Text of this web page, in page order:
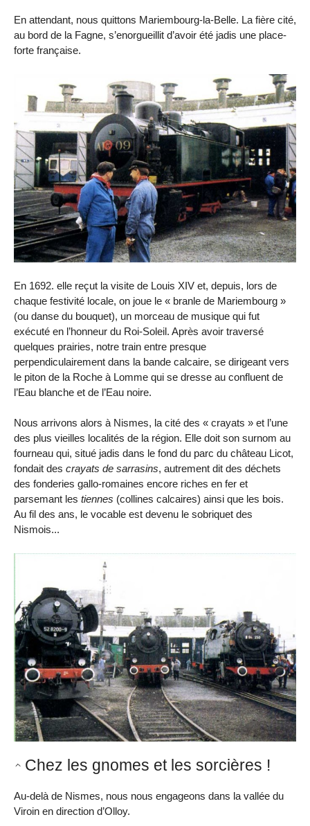
En attendant, nous quittons Mariembourg-la-Belle. La fière cité,
au bord de la Fagne, s’enorgueillit d’avoir été jadis une place-
forte française.
En 1692. elle reçut la visite de Louis XIV et, depuis, lors de
chaque festivité locale, on joue le « branle de Mariembourg »
(ou danse du bouquet), un morceau de musique qui fut
exécuté en l’honneur du Roi-Soleil. Après avoir traversé
quelques prairies, notre train entre presque
perpendiculairement dans la bande calcaire, se dirigeant vers
le piton de la Roche à Lomme qui se dresse au confluent de
l’Eau blanche et de l’Eau noire.
Nous arrivons alors à Nismes, la cité des « crayats » et l’une
des plus vieilles localités de la région. Elle doit son surnom au
fourneau qui, situé jadis dans le fond du parc du château Licot,
fondait des crayats de sarrasins, autrement dit des déchets
des fonderies gallo-romaines encore riches en fer et
parsemant les tiennes (collines calcaires) ainsi que les bois.
Au fil des ans, le vocable est devenu le sobriquet des
Nismois...
Chez les gnomes et les sorcières !
Au-delà de Nismes, nous nous engageons dans la vallée du
Viroin en direction d’Olloy.